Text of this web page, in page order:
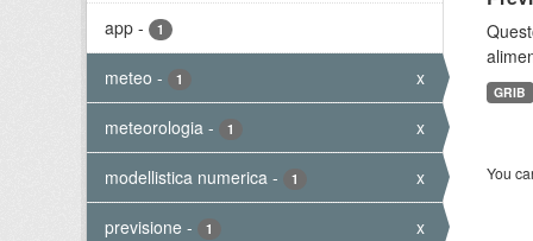
app - 1
meteo - 1 x
meteorologia - 1 x
modellistica numerica - 1 x
previsione - 1 x
GRIB
You